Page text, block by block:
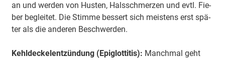
an und wer­den von Hus­ten, Hals­schmer­zen und evtl. Fie­
ber be­glei­tet. Die Stim­me bes­sert sich meis­tens erst spä­
ter als die an­de­ren Be­schwer­den.
Kehl­deckel­ent­zün­dung (Epi­glot­ti­tis): Manch­mal geht